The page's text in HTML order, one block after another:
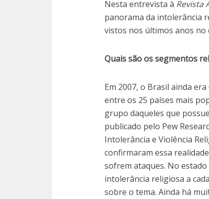
Nesta entrevista à Revista
panorama da intolerância
vistos nos últimos anos no
Quais são os segmentos
Em 2007, o Brasil ainda
entre os 25 países mais
grupo daqueles que
publicado pelo Pew
Intolerância e Violência
confirmaram essa
sofrem ataques. No
intolerância religiosa a
sobre o tema. Ainda há